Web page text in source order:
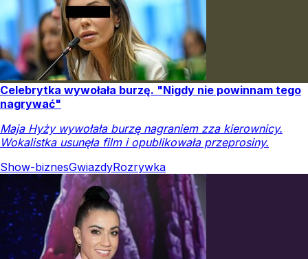
Celebrytka wywołała burzę. "Nigdy nie powinnam tego
nagrywać"
Maja Hyży wywołała burzę nagraniem zza kierownicy.
Wokalistka usunęła film i opublikowała przeprosiny.
Show-biznesGwiazdyRozrywka